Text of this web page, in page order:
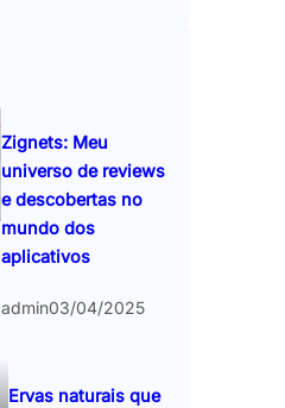
Zignets: Meu
universo de reviews
e descobertas no
mundo dos
aplicativos
admin03/04/2025
Ervas naturais que